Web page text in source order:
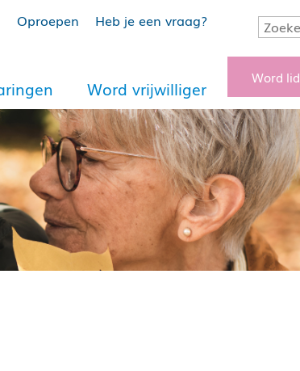
Oproepen Heb je een vraag?
Word vrijwilliger
Word lid